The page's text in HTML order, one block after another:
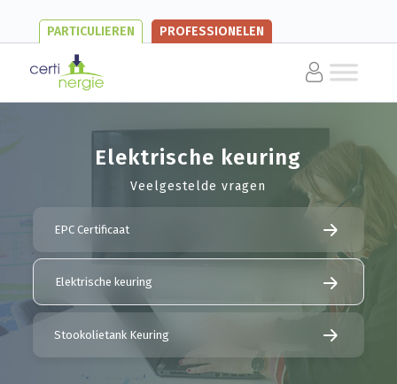
PARTICULIEREN PROFESSIONELEN
Elektrische keuring
Veelgestelde vragen
EPC Certificaat
Elektrische keuring
Stookolietank Keuring